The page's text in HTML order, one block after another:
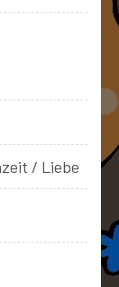
/ Liebe